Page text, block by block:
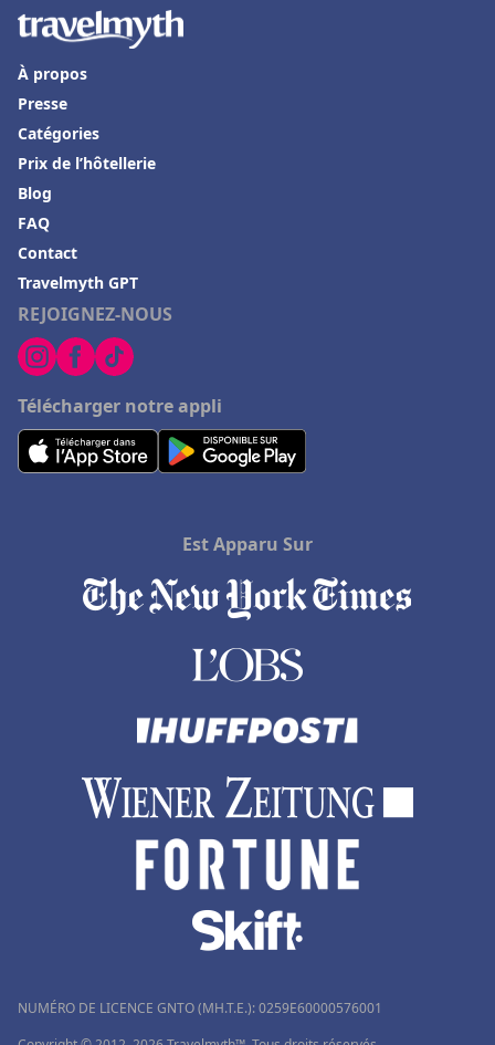
REJOIGNEZ-NOUS
Télécharger notre appli
À propos
Presse
Catégories
Prix de l’hôtellerie
Blog
FAQ
Contact
Travelmyth GPT
Est Apparu Sur
NUMÉRO DE LICENCE GNTO (MH.T.E.): 0259Ε60000576001